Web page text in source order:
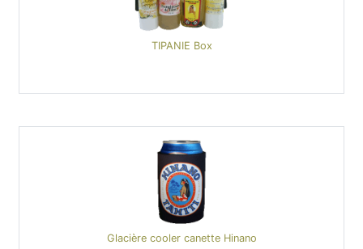
TIPANIE Box
Glacière cooler canette Hinano